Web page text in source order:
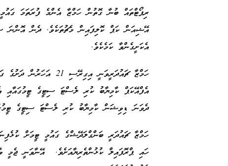
ރިޕޯޓްތައް ބުނާ ގޮތުން ހަމްޒާ އެންމެ ފުރަތަމަ
އޭޝިއަން ކަޕް ކޮލިފައިން މެޗުތަކެވެ. ދެން އޮންނަ
އެކަށީގެންވާ ކަމެކެވެ.
ހަމްޒާ ޗައުދަރީވަނީ
އެފްއޭކަޕް ކާމިޔާބު ކުރި ލެސްޓަ ސިޓީގެ
ދެވަނަ ޑިވިޝަން ކާމިޔާބު ކުރި ލެސްޓަ ސިޓީގެ
ހަމްޒާ ޗައުދަރީ ބަންގްލަދޭޝްގެ ގައުމީ ޓީމަށް
ހައި ޕްރޮފައިލް ކުޅުންތެރިޔާއަށެވެ. އޭނާވަނީ